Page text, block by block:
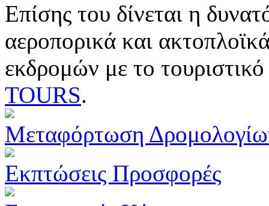
Επίσης του δίνεται η
αεροπορικά και
εκδρομών με το
TOURS.
Μεταφόρτωση
Εκπτώσεις Προσφορές